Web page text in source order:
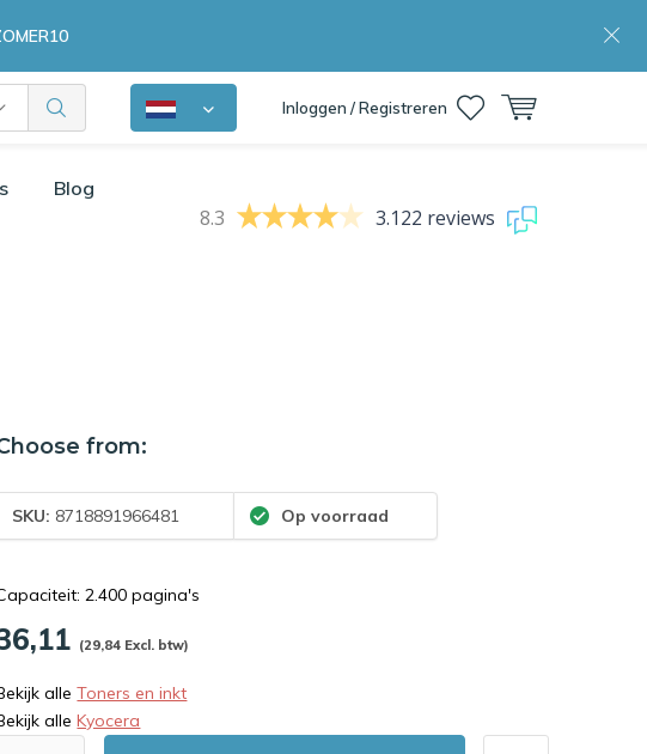
Inloggen / Registreren
Blog
8.3 3.122 reviews
from:
SKU: 8718891966481 Op voorraad
2.400 pagina's
(29,84 Excl. btw)
alleToners en inkt
alleKyocera